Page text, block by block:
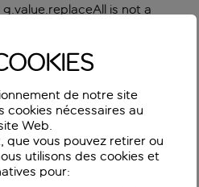
g.value.replaceAll is not a
de notre site
cookies nécessaires au
Web.
vous pouvez retirer ou
utilisons des cookies et
pour: